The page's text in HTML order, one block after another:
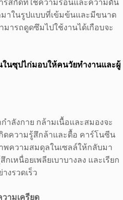
รสกัดที่ใช้ความร้อนและความดัน
าในรูปแบบที่เข้มข้นและมีขนาด
ารถดูดซึมไปใช้งานได้เกือบจะ
นซุปไก่มอบให้คนวัยทำงานและผู้
ำลังกาย กล้ามเนื้อและสมองจะ
ดความรู้สึกล้าและตื้อ คาร์โนซีน
พความสมดุลในเซลล์ให้กลับมา
เหนื่อยเพลียเบาบางลง และเรียก
งรวดเร็ว
ามเครียด